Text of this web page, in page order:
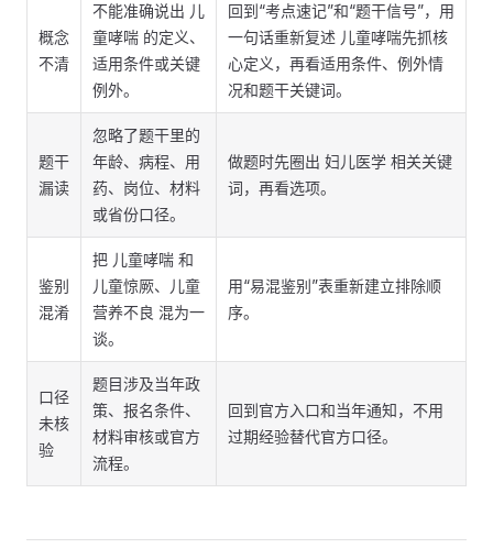
概念
不清
不能准确说出 儿
童哮喘 的定义、
适用条件或关键
例外。
回到“考点速记”和“题干信号”，用
一句话重新复述 儿童哮喘先抓核
心定义，再看适用条件、例外情
况和题干关键词。
题干
漏读
忽略了题干里的
年龄、病程、用
药、岗位、材料
或省份口径。
做题时先圈出 妇儿医学 相关关键
词，再看选项。
鉴别
混淆
把 儿童哮喘 和
儿童惊厥、儿童
营养不良 混为一
谈。
用“易混鉴别”表重新建立排除顺
序。
口径
未核
验
题目涉及当年政
策、报名条件、
材料审核或官方
流程。
回到官方入口和当年通知，不用
过期经验替代官方口径。